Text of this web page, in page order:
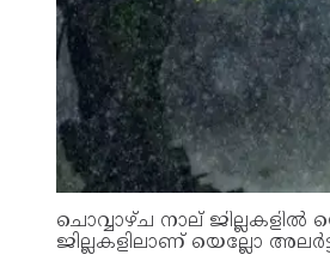
ചൊവ്വാഴ്ച നാല്
ജില്ലകളിലാണ് യെല്ലോ അലര്‍ട്ട്